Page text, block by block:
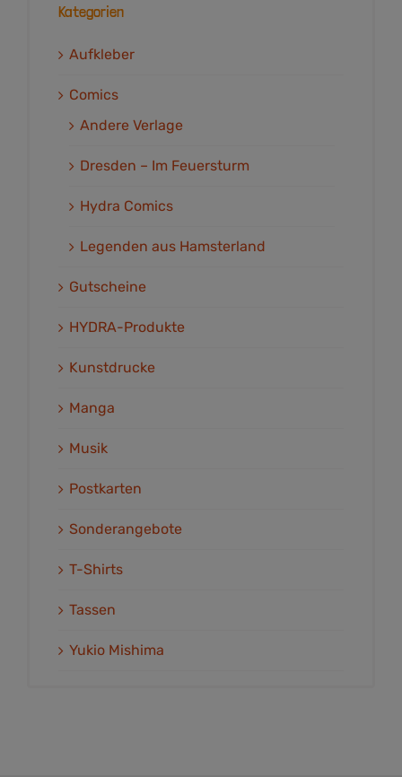
Kategorien
Aufkleber
Comics
Andere Verlage
Dresden – Im Feuersturm
Hydra Comics
Legenden aus Hamsterland
Gutscheine
HYDRA-Produkte
Kunstdrucke
Manga
Musik
Postkarten
Sonderangebote
T-Shirts
Tassen
Yukio Mishima